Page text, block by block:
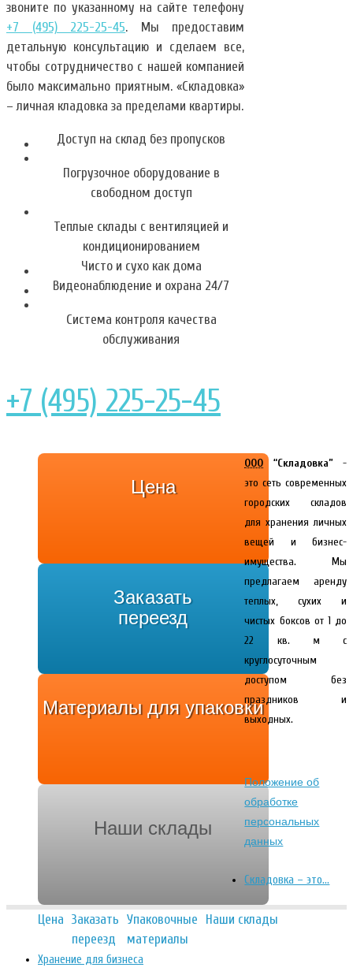
звоните по указанному на сайте телефону
+7 (495) 225-25-45. Мы предоставим
детальную консультацию и сделаем все,
чтобы сотрудничество с нашей компанией
было максимально приятным. «Складовка»
– личная кладовка за пределами квартиры.
Доступ на склад без пропусков
Погрузочное оборудование в
свободном доступ
Теплые склады с вентиляцией и
кондиционированием
Чисто и сухо как дома
Видеонаблюдение и охрана 24/7
Система контроля качества
обслуживания
+7 (495) 225-25-45
Цена
Заказать
переезд
Материалы для упаковки
Наши склады
Цена Заказать
переезд
Упаковочные
материалы
Наши склады
ООО “Складовка” -
это сеть современных
городских складов
для хранения личных
вещей и бизнес-
имущества. Мы
предлагаем аренду
теплых, сухих и
чистых боксов от 1 до
22 кв. м с
круглосуточным
доступом без
праздников и
выходных.
Положение об
обработке
персональных
данных
Складовка – это…
Хранение для бизнеса